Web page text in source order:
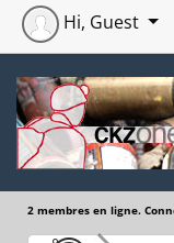
Hi, Guest
2 membres en ligne.